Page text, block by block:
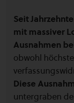
Seit
mit massiver
Ausnahmen
obwohl
Diese
untergraben